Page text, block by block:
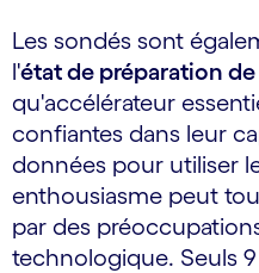
Les sondés sont
l'état de préparation
qu'accélérateur
confiantes dans leur
données pour utiliser
enthousiasme peut
par des
technologique. Seuls